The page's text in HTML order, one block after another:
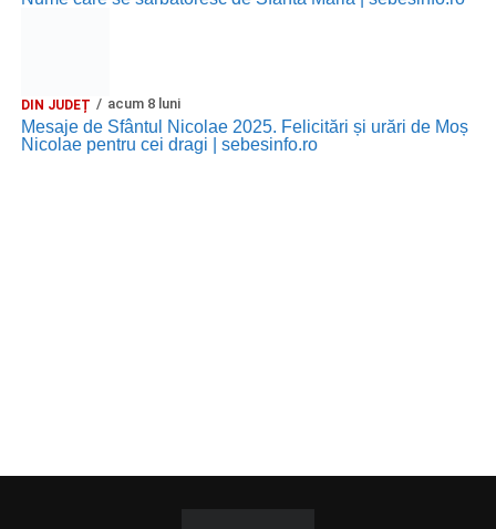
DIN JUDEȚ acum 8 luni
Mesaje de Sfântul Nicolae 2025. Felicitări și urări de Moș
Nicolae pentru cei dragi | sebesinfo.ro